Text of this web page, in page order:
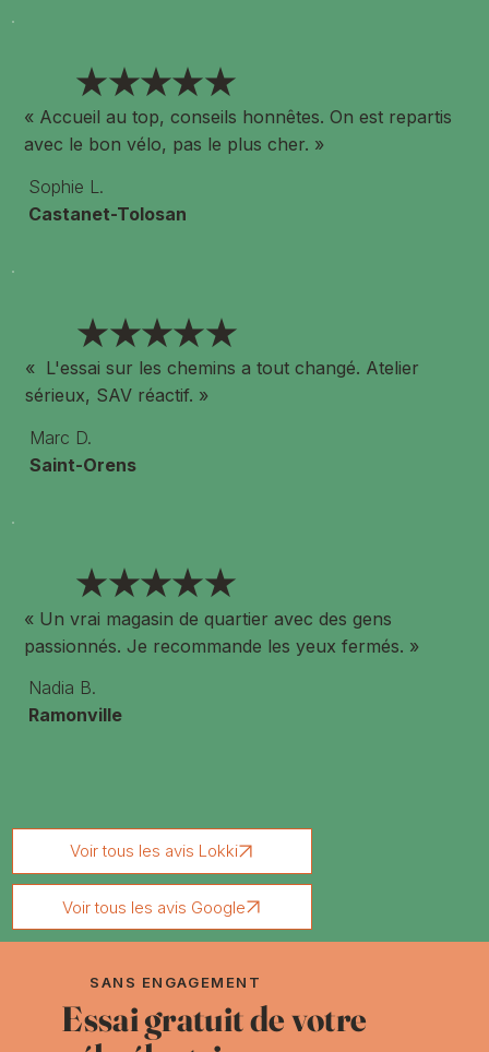
★★★★★
« Accueil au top, conseils honnêtes. On est repartis
avec le bon vélo, pas le plus cher. »
Sophie L.
Castanet-Tolosan
★★★★★
« L'essai sur les chemins a tout changé. Atelier
sérieux, SAV réactif. »
Marc D.
Saint-Orens
★★★★★
« Un vrai magasin de quartier avec des gens
passionnés. Je recommande les yeux fermés. »
Nadia B.
Ramonville
Voir tous les avis Lokki
Voir tous les avis Google
SANS ENGAGEMENT
Essai gratuit de votre